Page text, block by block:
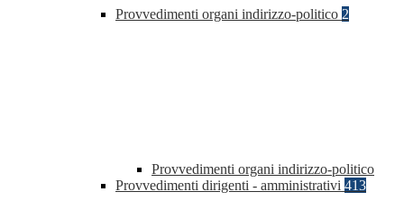
Provvedimenti organi indirizzo-politico 2
Provvedimenti organi indirizzo-politico
Provvedimenti dirigenti - amministrativi 413